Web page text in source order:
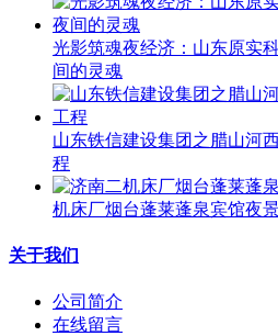
光影筑魂夜经济：山东原实
间的灵魂
山东铁信建设集团之腊山河
程
机床厂烟台蓬莱蓬泉宾馆夜
关于我们
公司简介
在线留言